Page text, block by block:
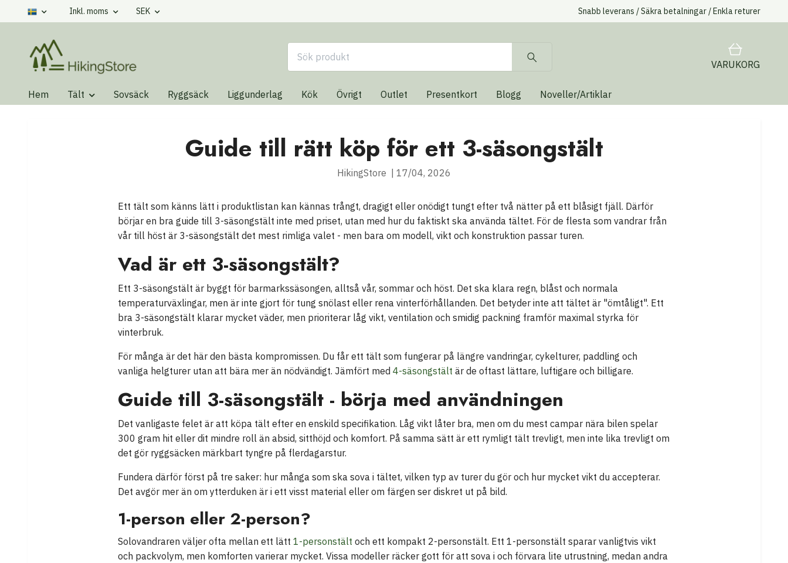
Inkl. moms SEK Snabb leverans / Säkra betalningar / Enkla returer
VARUKORG
Hem Tält Sovsäck Ryggsäck Liggunderlag Kök Övrigt Outlet Presentkort Blogg Noveller/Artiklar
Guide till rätt köp för ett 3-säsongstält
HikingStore 17/04, 2026
Ett tält som känns lätt i produktlistan kan kännas trångt, dragigt eller onödigt tungt efter två nätter på ett blåsigt fjäll. Därför
börjar en bra guide till 3-säsongstält inte med priset, utan med hur du faktiskt ska använda tältet. För de flesta som vandrar från
vår till höst är 3-säsongstält det mest rimliga valet - men bara om modell, vikt och konstruktion passar turen.
Vad är ett 3-säsongstält?
Ett 3-säsongstält är byggt för barmarkssäsongen, alltså vår, sommar och höst. Det ska klara regn, blåst och normala
temperaturväxlingar, men är inte gjort för tung snölast eller rena vinterförhållanden. Det betyder inte att tältet är "ömtåligt". Ett
bra 3-säsongstält klarar mycket väder, men prioriterar låg vikt, ventilation och smidig packning framför maximal styrka för
vinterbruk.
För många är det här den bästa kompromissen. Du får ett tält som fungerar på längre vandringar, cykelturer, paddling och
vanliga helgturer utan att bära mer än nödvändigt. Jämfört med4-säsongstält är de oftast lättare, luftigare och billigare.
Guide till 3-säsongstält - börja med användningen
Det vanligaste felet är att köpa tält efter en enskild specifikation. Låg vikt låter bra, men om du mest campar nära bilen spelar
300 gram hit eller dit mindre roll än absid, sitthöjd och komfort. På samma sätt är ett rymligt tält trevligt, men inte lika trevligt om
det gör ryggsäcken märkbart tyngre på flerdagarstur.
Fundera därför först på tre saker: hur många som ska sova i tältet, vilken typ av turer du gör och hur mycket vikt du accepterar.
Det avgör mer än om ytterduken är i ett visst material eller om färgen ser diskret ut på bild.
1-person eller 2-person?
Solovandraren väljer ofta mellan ett lätt1-personstält och ett kompakt 2-personstält. Ett 1-personstält sparar vanligtvis vikt
och packvolym, men komforten varierar mycket. Vissa modeller räcker gott för att sova i och förvara lite utrustning, medan andra